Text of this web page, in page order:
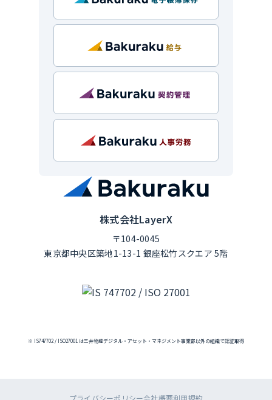
株式会社LayerX
〒104-0045
東京都中央区築地1-13-1 銀座松竹スクエア 5階
※ IS747702 / ISO27001 は三井物産デジタル・アセット・マネジメント事業部以外の組織で認証取得